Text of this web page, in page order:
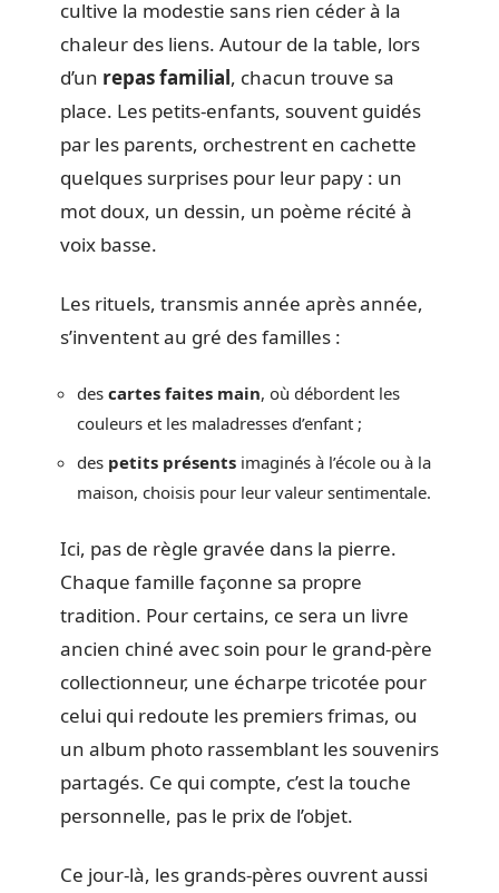
cultive la modestie sans rien céder à la
chaleur des liens. Autour de la table, lors
d’un repas familial, chacun trouve sa
place. Les petits-enfants, souvent guidés
par les parents, orchestrent en cachette
quelques surprises pour leur papy : un
mot doux, un dessin, un poème récité à
voix basse.
Les rituels, transmis année après année,
s’inventent au gré des familles :
des cartes faites main, où débordent les
couleurs et les maladresses d’enfant ;
des petits présents imaginés à l’école ou à la
maison, choisis pour leur valeur sentimentale.
Ici, pas de règle gravée dans la pierre.
Chaque famille façonne sa propre
tradition. Pour certains, ce sera un livre
ancien chiné avec soin pour le grand-père
collectionneur, une écharpe tricotée pour
celui qui redoute les premiers frimas, ou
un album photo rassemblant les souvenirs
partagés. Ce qui compte, c’est la touche
personnelle, pas le prix de l’objet.
Ce jour-là, les grands-pères ouvrent aussi